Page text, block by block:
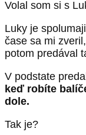
Volal som si s
Luky je
čase sa mi
potom predával
V podstate
keď robíte
dole.
Tak je?